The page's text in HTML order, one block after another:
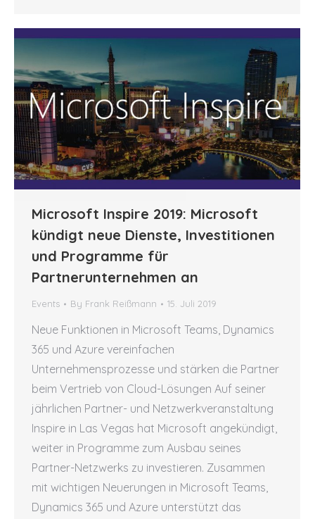
Microsoft Inspire 2019: Microsoft
kündigt neue Dienste, Investitionen
und Programme für
Partnerunternehmen an
Events By Frank Reißmann 15. Juli 2019
Neue Funktionen in Microsoft Teams, Dynamics
365 und Azure vereinfachen
Unternehmensprozesse und stärken die Partner
beim Vertrieb von Cloud-Lösungen Auf seiner
jährlichen Partner- und Netzwerkveranstaltung
Inspire in Las Vegas hat Microsoft angekündigt,
weiter in Programme zum Ausbau seines
Partner-Netzwerks zu investieren. Zusammen
mit wichtigen Neuerungen in Microsoft Teams,
Dynamics 365 und Azure unterstützt das